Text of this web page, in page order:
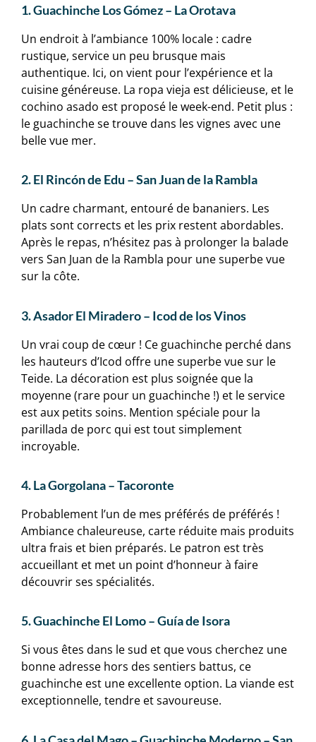
1. Guachinche Los Gómez – La Orotava
Un endroit à l’ambiance 100% locale : cadre
rustique, service un peu brusque mais
authentique. Ici, on vient pour l’expérience et la
cuisine généreuse. La ropa vieja est délicieuse, et le
cochino asado est proposé le week-end. Petit plus :
le guachinche se trouve dans les vignes avec une
belle vue mer.
2. El Rincón de Edu – San Juan de la Rambla
Un cadre charmant, entouré de bananiers. Les
plats sont corrects et les prix restent abordables.
Après le repas, n’hésitez pas à prolonger la balade
vers San Juan de la Rambla pour une superbe vue
sur la côte.
3. Asador El Miradero – Icod de los Vinos
Un vrai coup de cœur ! Ce guachinche perché dans
les hauteurs d’Icod offre une superbe vue sur le
Teide. La décoration est plus soignée que la
moyenne (rare pour un guachinche !) et le service
est aux petits soins. Mention spéciale pour la
parillada de porc qui est tout simplement
incroyable.
4. La Gorgolana – Tacoronte
Probablement l’un de mes préférés de préférés !
Ambiance chaleureuse, carte réduite mais produits
ultra frais et bien préparés. Le patron est très
accueillant et met un point d’honneur à faire
découvrir ses spécialités.
5. Guachinche El Lomo – Guía de Isora
Si vous êtes dans le sud et que vous cherchez une
bonne adresse hors des sentiers battus, ce
guachinche est une excellente option. La viande est
exceptionnelle, tendre et savoureuse.